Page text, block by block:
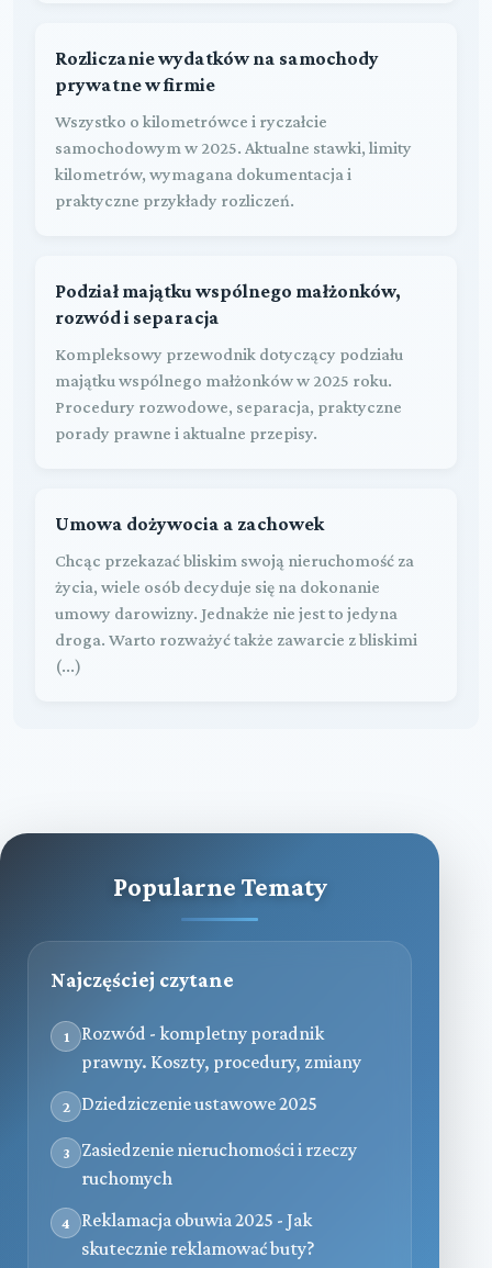
Rozliczanie wydatków na samochody
prywatne w firmie
Wszystko o kilometrówce i ryczałcie
samochodowym w 2025. Aktualne stawki, limity
kilometrów, wymagana dokumentacja i
praktyczne przykłady rozliczeń.
Podział majątku wspólnego małżonków,
rozwód i separacja
Kompleksowy przewodnik dotyczący podziału
majątku wspólnego małżonków w 2025 roku.
Procedury rozwodowe, separacja, praktyczne
porady prawne i aktualne przepisy.
Umowa dożywocia a zachowek
Chcąc przekazać bliskim swoją nieruchomość za
życia, wiele osób decyduje się na dokonanie
umowy darowizny. Jednakże nie jest to jedyna
droga. Warto rozważyć także zawarcie z bliskimi
(...)
Popularne Tematy
Najczęściej czytane
1
Rozwód - kompletny poradnik
prawny. Koszty, procedury, zmiany
2 Dziedziczenie ustawowe 2025
3
Zasiedzenie nieruchomości i rzeczy
ruchomych
4
Reklamacja obuwia 2025 - Jak
skutecznie reklamować buty?